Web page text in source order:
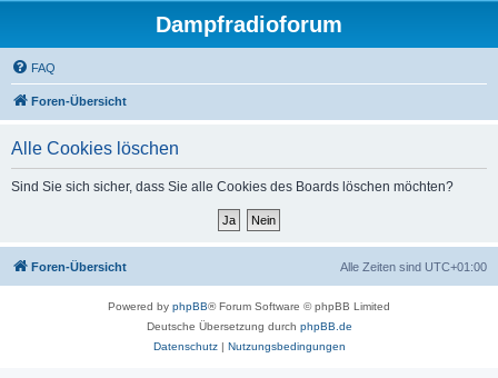
Dampfradioforum
FAQ
Foren-Übersicht
Alle Cookies löschen
Sind Sie sich sicher, dass Sie alle Cookies des Boards löschen möchten?
Foren-Übersicht Alle Zeiten sind UTC+01:00
Powered by phpBB® Forum Software © phpBB Limited
Deutsche Übersetzung durch phpBB.de
Datenschutz| Nutzungsbedingungen